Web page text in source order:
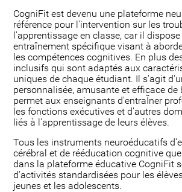
CogniFit est devenu une plateforme
référence pour l'intervention sur les
l'apprentissage en classe, car il
entraînement spécifique visant à
les compétences cognitives. En plus
inclusifs qui sont adaptés aux
uniques de chaque étudiant. Il s'agit
personnalisée, amusante et efficace de
permet aux enseignants d'entraÎner
les fonctions exécutives et d'autres
liés à l'apprentissage de leurs élèves.
Tous les instruments neuroéducatifs
cérébral et de rééducation cognitive
dans la plateforme éducative CogniFit
d'activités standardisées pour les
jeunes et les adolescents.